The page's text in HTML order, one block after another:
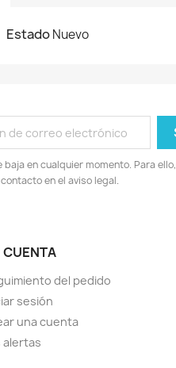
EstadoNuevo
baja en cualquier momento. Para
en el aviso legal.
CUENTA
del pedido
sesión
una cuenta
alertas